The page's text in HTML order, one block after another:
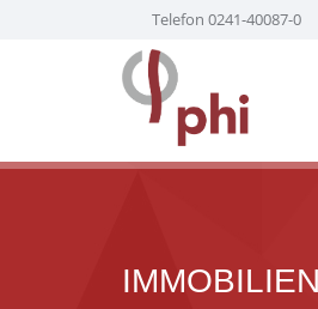
Telefon 0241-40087-0